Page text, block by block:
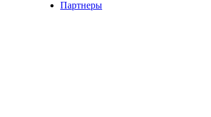
Партнеры